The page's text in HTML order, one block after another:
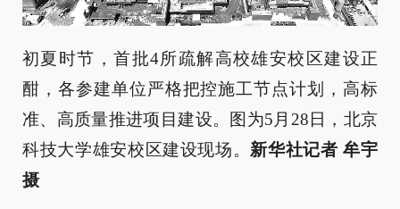
初夏时节，首批4所疏解高校雄安校区建设正
酣，各参建单位严格把控施工节点计划，高标
准、高质量推进项目建设。图为5月28日，北京
科技大学雄安校区建设现场。新华社记者 牟宇
摄